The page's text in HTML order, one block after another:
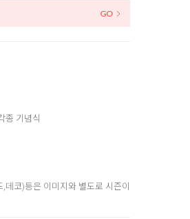
종 기념식
코)등은 이미지와 별도로 시즌이